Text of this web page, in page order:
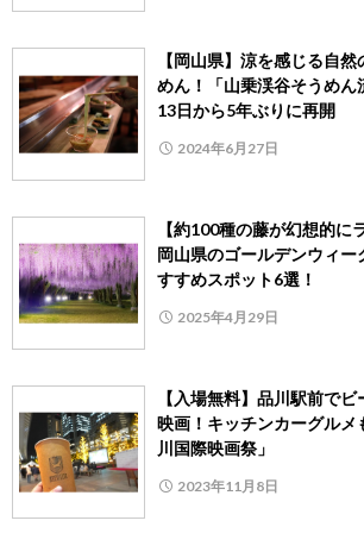
【岡山県】涼を感じる自然
めん！「山乗渓谷そうめん
13日から5年ぶりに再開
2024年6月27日
【約100種の藤が幻想的に
岡山県のゴールデンウィー
すすめスポット6選！
2025年4月29日
【入場無料】品川駅前で
映画！キッチンカーグルメ
川国際映画祭」
2023年11月8日